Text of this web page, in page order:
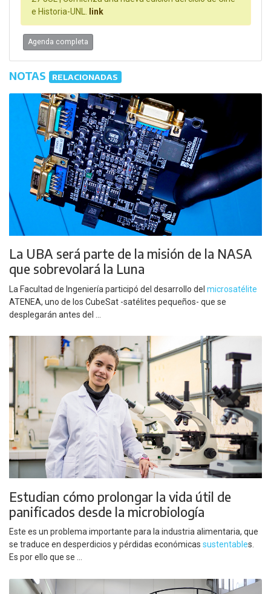
e Historia-UNL. link
Agenda completa
NOTAS RELACIONADAS
La UBA será parte de la misión de la NASA
que sobrevolará la Luna
La Facultad de Ingeniería participó del desarrollo del microsatélite
ATENEA, uno de los CubeSat -satélites pequeños- que se
desplegarán antes del ...
Estudian cómo prolongar la vida útil de
panificados desde la microbiología
Este es un problema importante para la industria alimentaria, que
se traduce en desperdicios y pérdidas económicas sustentables.
Es por ello que se ...